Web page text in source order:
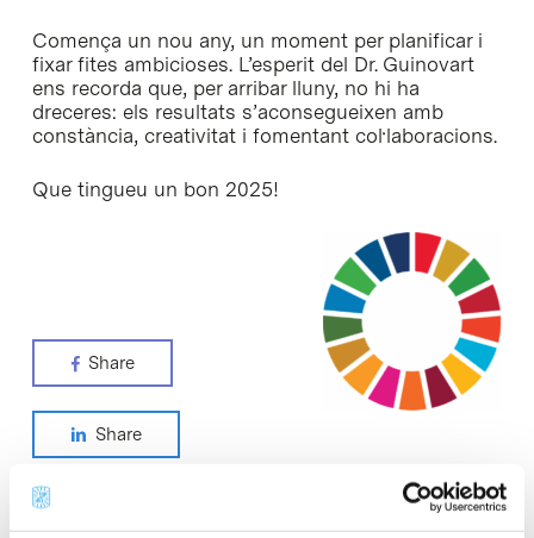
Comença un nou any, un moment per planificar i
fixar fites ambicioses. L’esperit del Dr. Guinovart
ens recorda que, per arribar lluny, no hi ha
dreceres: els resultats s’aconsegueixen amb
constància, creativitat i fomentant col·laboracions.
Que tingueu un bon 2025!
Share
Share